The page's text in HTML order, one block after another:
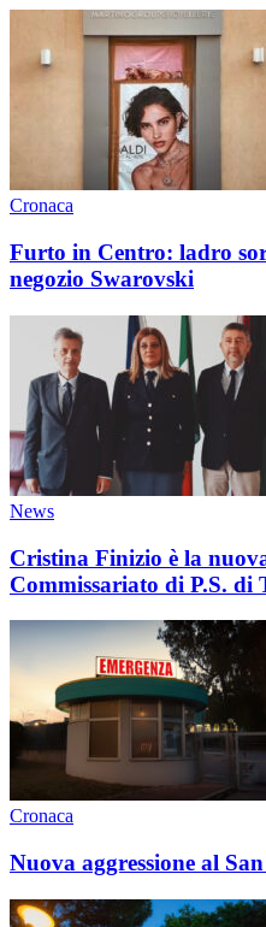
Cronaca
Furto in Centro: ladro
negozio Swarovski
News
Cristina Finizio è la
Commissariato di P.S. di
Cronaca
Nuova aggressione al